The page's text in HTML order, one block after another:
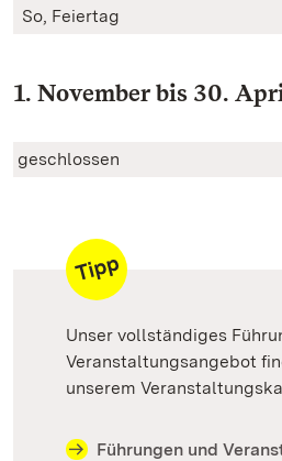
So, Feiertag
1. November bis 30.
geschlossen
Unser vollständiges
Veranstaltungsangebot
unserem
Führungen und